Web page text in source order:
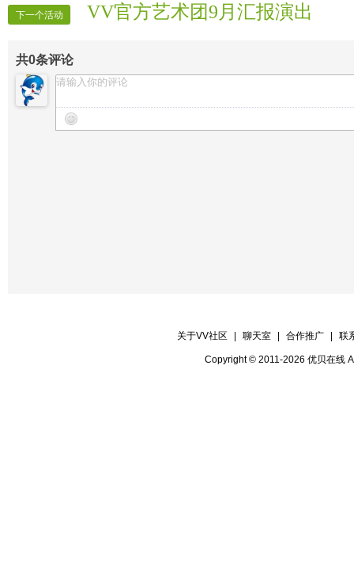
下一个活动 VV官方艺术团9月汇报演出
共0条评论
关于VV社区 聊天室 合作推广 联
Copyright © 2011-2026 优贝在线